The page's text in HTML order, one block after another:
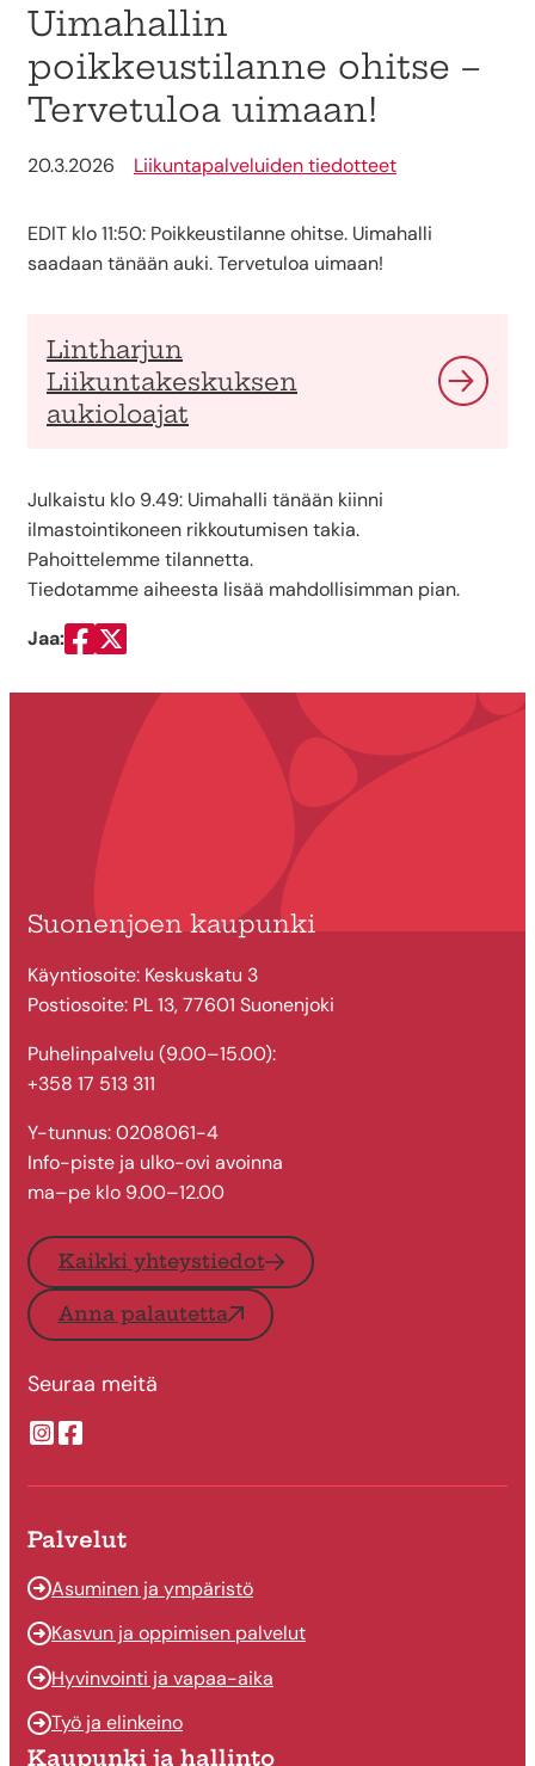
Uimahallin
poikkeustilanne ohitse –
Tervetuloa uimaan!
20.3.2026 Liikuntapalveluiden tiedotteet
EDIT klo 11:50: Poikkeustilanne ohitse. Uimahalli
saadaan tänään auki. Tervetuloa uimaan!
Lintharjun
Liikuntakeskuksen
aukioloajat
Julkaistu klo 9.49: Uimahalli tänään kiinni
ilmastointikoneen rikkoutumisen takia.
Pahoittelemme tilannetta.
Tiedotamme aiheesta lisää mahdollisimman pian.
Jaa:
Jaa Facebookissa
Jaa Twitterissä
Suonenjoen kaupunki
Käyntiosoite: Keskuskatu 3
Postiosoite: PL 13, 77601 Suonenjoki
Puhelinpalvelu (9.00–15.00):
+358 17 513 311
Y-tunnus: 0208061-4
Info-piste ja ulko-ovi avoinna
ma–pe klo 9.00–12.00
Kaikki yhteystiedot
Anna palautetta
Seuraa meitä
Suonenjoen kaupungin Instragram
Suonenjoen kaupungin Facebook
Palvelut
Asuminen ja ympäristö
Kasvun ja oppimisen palvelut
Hyvinvointi ja vapaa-aika
Työ ja elinkeino
Kaupunki ja hallinto